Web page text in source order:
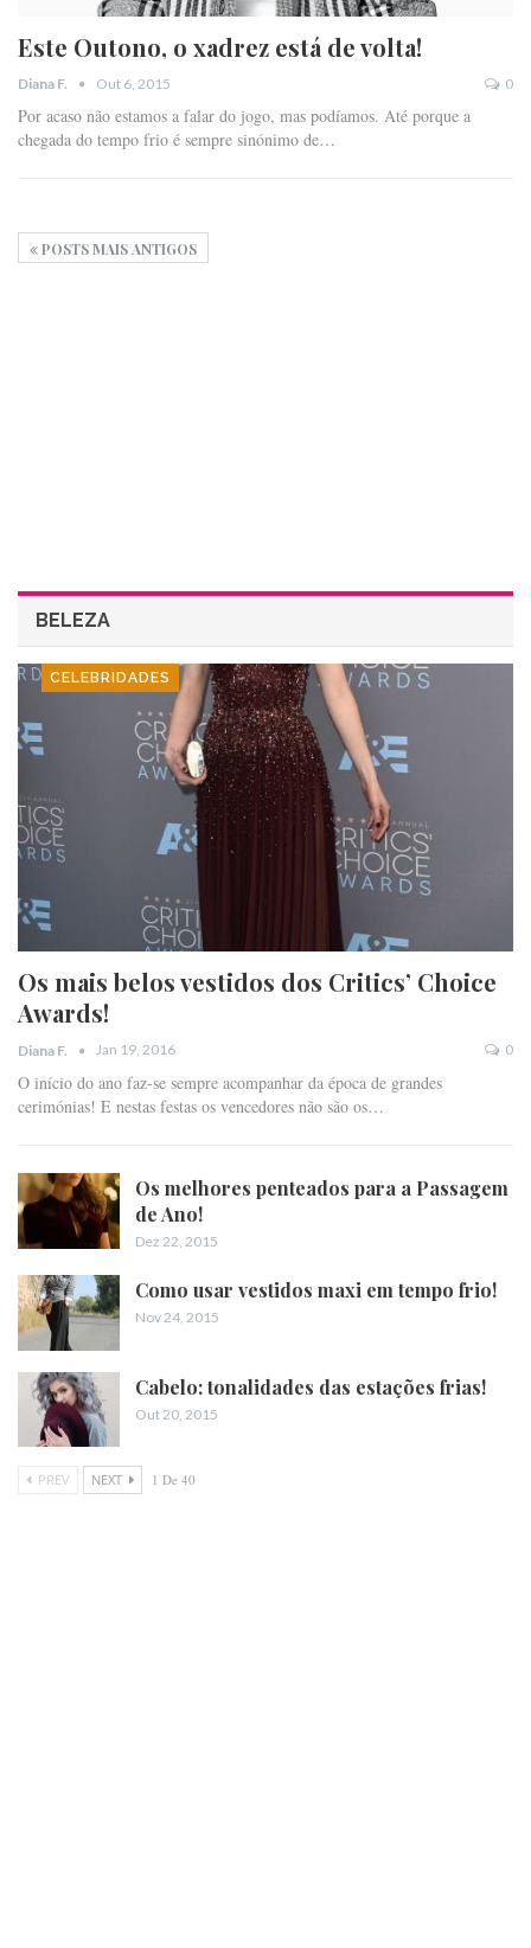
Este Outono, o xadrez está de volta!
Diana F. Out 6, 2015 0
Por acaso não estamos a falar do jogo, mas podíamos. Até porque a
chegada do tempo frio é sempre sinónimo de…
POSTS MAIS ANTIGOS
BELEZA
CELEBRIDADES
Os mais belos vestidos dos Critics’ Choice
Awards!
Diana F. Jan 19, 2016 0
O início do ano faz-se sempre acompanhar da época de grandes
cerimónias! E nestas festas os vencedores não são os…
Os melhores penteados para a Passagem
de Ano!
Dez 22, 2015
Como usar vestidos maxi em tempo frio!
Nov 24, 2015
Cabelo: tonalidades das estações frias!
Out 20, 2015
PREV NEXT 1 De 40